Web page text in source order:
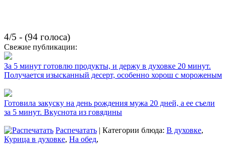
4/5 - (94 голоса)
Свежие публикации:
За 5 минут готовлю продукты, и держу в духовке 20 минут.
Получается изысканный десерт, особенно хорош с мороженым
Готовила закуску на день рождения мужа 20 дней, а ее съели
за 5 минут. Вкуснота из говядины
Распечатать | Категории блюда: В духовке,
Курица в духовке, На обед,